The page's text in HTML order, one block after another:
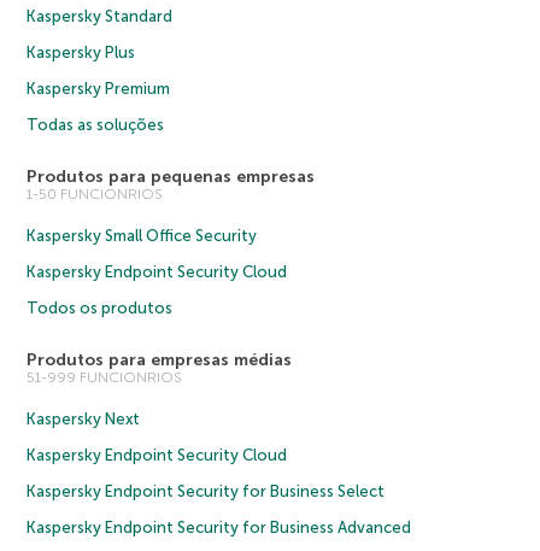
Kaspersky Standard
Kaspersky Plus
Kaspersky Premium
Todas as soluções
Produtos para pequenas empresas
1-50 FUNCIONRIOS
Kaspersky Small Office Security
Kaspersky Endpoint Security Cloud
Todos os produtos
Produtos para empresas médias
51-999 FUNCIONRIOS
Kaspersky Next
Kaspersky Endpoint Security Cloud
Kaspersky Endpoint Security for Business Select
Kaspersky Endpoint Security for Business Advanced